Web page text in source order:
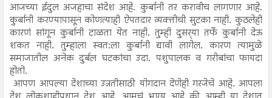
आजच्या ईदुल अजहाचा संदेश आहे. कुर्बानी तर करावीच लागणार आहे.
कुर्बानी करण्यापासून कोणत्याही ऐपतदार व्यक्तीची सुटका नाही. कुठलेही
कारणं सांगून कुर्बानी टाळता येत नाही. तुम्ही दुसर्‍या तर्फे कुर्बानी देऊ
शकत नाही. तुम्हाला स्वत:ला कुर्बानी द्यावी लागेल. कारण त्यामुळे
समाजातील अनेक दुर्बल घटकांचा उदा. पशुपालक व गरीबांचा फायदा
होतो.
आपण आपल्या देशाच्या उन्नतीसाठी योगदान देणेही गरजेचे आहे. आपला